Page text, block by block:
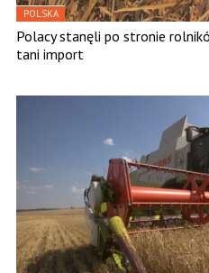
POLSKA
Polacy stanęli po stronie
tani import